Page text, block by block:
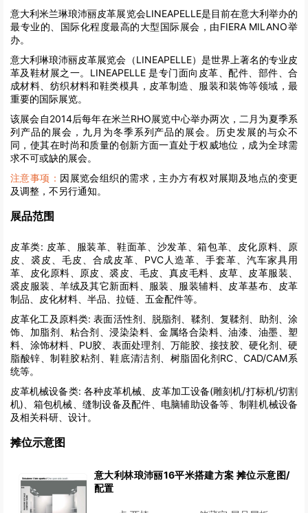
意大利米兰琳琅沛丽皮革展览会LINEAPELLE是目前在意大利举办的
最专业的、国际化程度最高的大型国际展会，由FIERA MILANO举
办。
意大利琳琅沛丽皮革展览会（LINEAPELLE）是世界上著名的专业皮
革及鞋材展之一。LINEAPELLE 是专门面向皮革、配件、部件、合
成材料、纺织材料和鞋类模具，皮革制造、服装和装饰等领域，最
重要的国际展览。
该展会自2014后每年在米兰RHO展览中心举办两次，二月为夏季系
列产品的展会，九月为冬季系列产品的展会。历史发展的与众不
同，使其在时尚和质量的创新方面一直处于权威地位，成为全球需
求不可或缺的展会。
注意事项： 因展览会组织的需求，主办方有权对展期及地点的变更
及调整，不另行通知。
展品范围
皮革类: 皮革、服装革、鞋面革、沙发革、箱包革、皮化原料、原
皮、裘皮、毛皮、合成皮革、PVC人造革、手套革、汽车家具用
革、皮化原料、原皮、裘皮、毛皮、真皮毛料、皮草、皮革服装、
裘皮服装、羊绒及其它新面料、服装、服装辅料、皮革基布、皮革
制品、皮化材料、半品、拉链、五金配件等。
皮革化工及原料类: 表面活性剂、脱脂剂、鞣剂、复鞣剂、助剂、涂
饰、加脂剂、粘合剂、浸染染料、金属络合染料、油漆、油墨、塑
料、涂饰材料、PU胶、表面处理剂、万能胶、接技胶、硬化剂、硬
脂酸锌、制鞋胶粘剂、鞋底清洁剂、树脂固化剂RC、CAD/CAM系
统等。
皮革机械设备类: 各种皮革机械、皮革加工设备(雕刻机/打标机/切割
机)、箱包机械、缝制设备及配件、电脑辅助设备等、制鞋机械设备
及相关科研、设计。
摊位示意图
意大利林琅沛丽16平米搭建方案 摊位示意图/
配置